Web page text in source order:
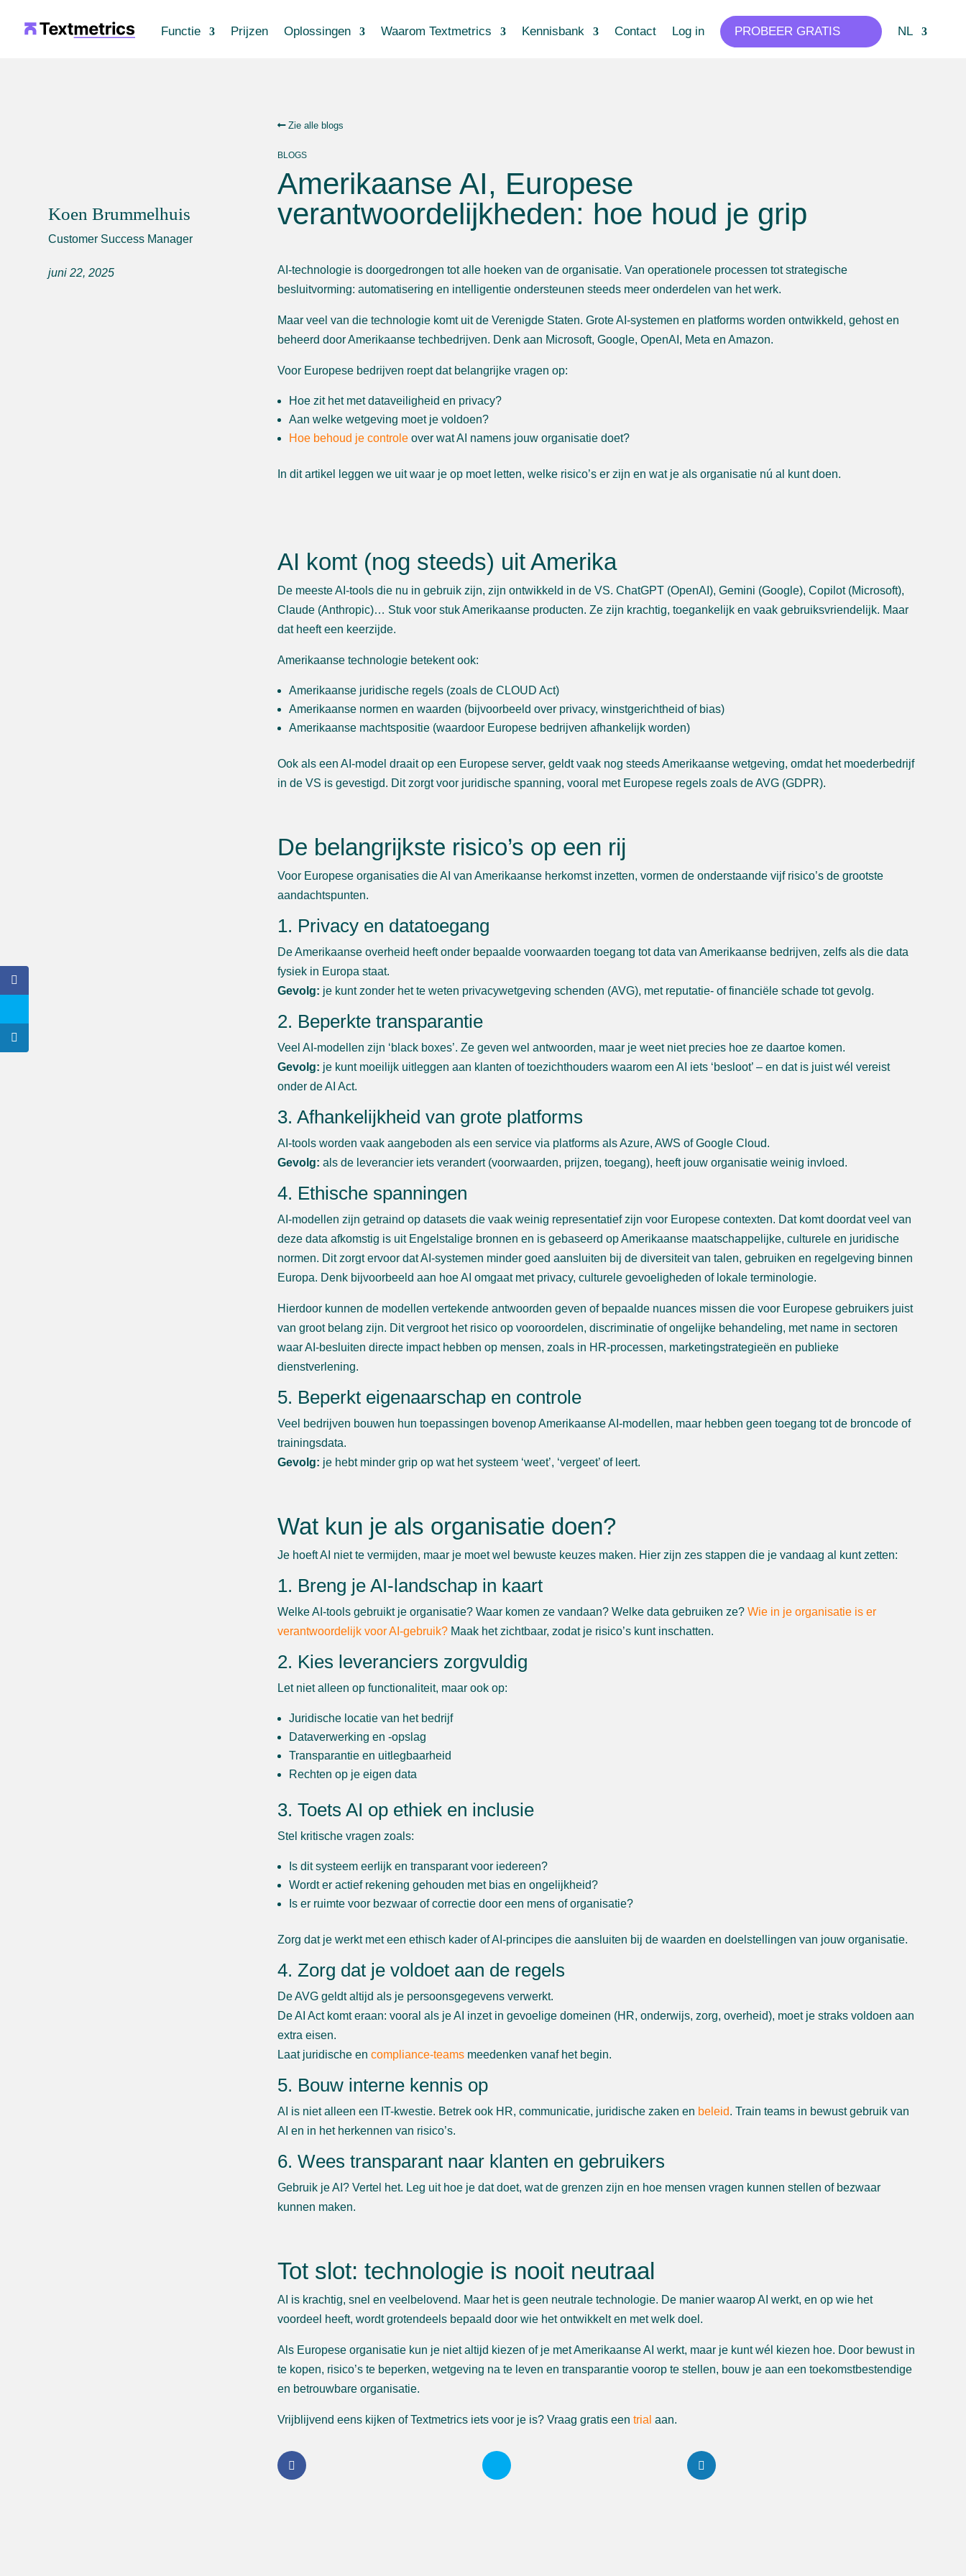
Functie Prijzen Oplossingen Waarom Textmetrics Kennisbank Contact Log in PROBEER GRATIS NL
Koen Brummelhuis
Customer Success Manager
juni 22, 2025
Zie alle blogs
BLOGS
Amerikaanse AI, Europese
verantwoordelijkheden: hoe houd je grip
AI-technologie is doorgedrongen tot alle hoeken van de organisatie. Van operationele processen tot strategische
besluitvorming: automatisering en intelligentie ondersteunen steeds meer onderdelen van het werk.
Maar veel van die technologie komt uit de Verenigde Staten. Grote AI-systemen en platforms worden ontwikkeld, gehost en
beheerd door Amerikaanse techbedrijven. Denk aan Microsoft, Google, OpenAI, Meta en Amazon.
Voor Europese bedrijven roept dat belangrijke vragen op:
Hoe zit het met dataveiligheid en privacy?
Aan welke wetgeving moet je voldoen?
Hoe behoud je controle over wat AI namens jouw organisatie doet?
In dit artikel leggen we uit waar je op moet letten, welke risico’s er zijn en wat je als organisatie nú al kunt doen.
AI komt (nog steeds) uit Amerika
De meeste AI-tools die nu in gebruik zijn, zijn ontwikkeld in de VS. ChatGPT (OpenAI), Gemini (Google), Copilot (Microsoft),
Claude (Anthropic)… Stuk voor stuk Amerikaanse producten. Ze zijn krachtig, toegankelijk en vaak gebruiksvriendelijk. Maar
dat heeft een keerzijde.
Amerikaanse technologie betekent ook:
Amerikaanse juridische regels (zoals de CLOUD Act)
Amerikaanse normen en waarden (bijvoorbeeld over privacy, winstgerichtheid of bias)
Amerikaanse machtspositie (waardoor Europese bedrijven afhankelijk worden)
Ook als een AI-model draait op een Europese server, geldt vaak nog steeds Amerikaanse wetgeving, omdat het moederbedrijf
in de VS is gevestigd. Dit zorgt voor juridische spanning, vooral met Europese regels zoals de AVG (GDPR).
De belangrijkste risico’s op een rij
Voor Europese organisaties die AI van Amerikaanse herkomst inzetten, vormen de onderstaande vijf risico’s de grootste
aandachtspunten.
1. Privacy en datatoegang
De Amerikaanse overheid heeft onder bepaalde voorwaarden toegang tot data van Amerikaanse bedrijven, zelfs als die data
fysiek in Europa staat.
Gevolg: je kunt zonder het te weten privacywetgeving schenden (AVG), met reputatie- of financiële schade tot gevolg.
2. Beperkte transparantie
Veel AI-modellen zijn ‘black boxes’. Ze geven wel antwoorden, maar je weet niet precies hoe ze daartoe komen.
Gevolg: je kunt moeilijk uitleggen aan klanten of toezichthouders waarom een AI iets ‘besloot’ – en dat is juist wél vereist
onder de AI Act.
3. Afhankelijkheid van grote platforms
AI-tools worden vaak aangeboden als een service via platforms als Azure, AWS of Google Cloud.
Gevolg: als de leverancier iets verandert (voorwaarden, prijzen, toegang), heeft jouw organisatie weinig invloed.
4. Ethische spanningen
AI-modellen zijn getraind op datasets die vaak weinig representatief zijn voor Europese contexten. Dat komt doordat veel van
deze data afkomstig is uit Engelstalige bronnen en is gebaseerd op Amerikaanse maatschappelijke, culturele en juridische
normen. Dit zorgt ervoor dat AI-systemen minder goed aansluiten bij de diversiteit van talen, gebruiken en regelgeving binnen
Europa. Denk bijvoorbeeld aan hoe AI omgaat met privacy, culturele gevoeligheden of lokale terminologie.
Hierdoor kunnen de modellen vertekende antwoorden geven of bepaalde nuances missen die voor Europese gebruikers juist
van groot belang zijn. Dit vergroot het risico op vooroordelen, discriminatie of ongelijke behandeling, met name in sectoren
waar AI-besluiten directe impact hebben op mensen, zoals in HR-processen, marketingstrategieën en publieke
dienstverlening.
5. Beperkt eigenaarschap en controle
Veel bedrijven bouwen hun toepassingen bovenop Amerikaanse AI-modellen, maar hebben geen toegang tot de broncode of
trainingsdata.
Gevolg: je hebt minder grip op wat het systeem ‘weet’, ‘vergeet’ of leert.
Wat kun je als organisatie doen?
Je hoeft AI niet te vermijden, maar je moet wel bewuste keuzes maken. Hier zijn zes stappen die je vandaag al kunt zetten:
1. Breng je AI-landschap in kaart
Welke AI-tools gebruikt je organisatie? Waar komen ze vandaan? Welke data gebruiken ze?Wie in je organisatie is er
verantwoordelijk voor AI-gebruik? Maak het zichtbaar, zodat je risico’s kunt inschatten.
2. Kies leveranciers zorgvuldig
Let niet alleen op functionaliteit, maar ook op:
Juridische locatie van het bedrijf
Dataverwerking en -opslag
Transparantie en uitlegbaarheid
Rechten op je eigen data
3. Toets AI op ethiek en inclusie
Stel kritische vragen zoals:
Is dit systeem eerlijk en transparant voor iedereen?
Wordt er actief rekening gehouden met bias en ongelijkheid?
Is er ruimte voor bezwaar of correctie door een mens of organisatie?
Zorg dat je werkt met een ethisch kader of AI-principes die aansluiten bij de waarden en doelstellingen van jouw organisatie.
4. Zorg dat je voldoet aan de regels
De AVG geldt altijd als je persoonsgegevens verwerkt.
De AI Act komt eraan: vooral als je AI inzet in gevoelige domeinen (HR, onderwijs, zorg, overheid), moet je straks voldoen aan
extra eisen.
Laat juridische encompliance-teams meedenken vanaf het begin.
5. Bouw interne kennis op
AI is niet alleen een IT-kwestie. Betrek ook HR, communicatie, juridische zaken en beleid. Train teams in bewust gebruik van
AI en in het herkennen van risico’s.
6. Wees transparant naar klanten en gebruikers
Gebruik je AI? Vertel het. Leg uit hoe je dat doet, wat de grenzen zijn en hoe mensen vragen kunnen stellen of bezwaar
kunnen maken.
Tot slot: technologie is nooit neutraal
AI is krachtig, snel en veelbelovend. Maar het is geen neutrale technologie. De manier waarop AI werkt, en op wie het
voordeel heeft, wordt grotendeels bepaald door wie het ontwikkelt en met welk doel.
Als Europese organisatie kun je niet altijd kiezen of je met Amerikaanse AI werkt, maar je kunt wél kiezen hoe. Door bewust in
te kopen, risico’s te beperken, wetgeving na te leven en transparantie voorop te stellen, bouw je aan een toekomstbestendige
en betrouwbare organisatie.
Vrijblijvend eens kijken of Textmetrics iets voor je is? Vraag gratis eentrial aan.